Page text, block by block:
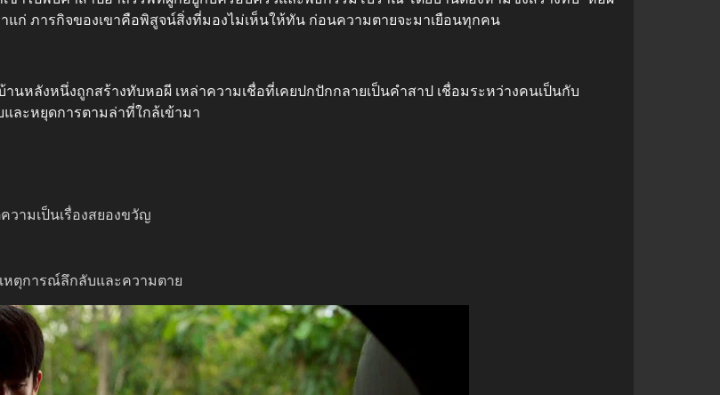
ก่ ภารกิจของเขาคือพิสูจน์สิ่งที่มองไม่เห็นให้ทัน ก่อนความตายจะมาเยือนทุกคน
หลังหนึ่งถูกสร้างทับหอผี เหล่าความเชื่อที่เคยปกปักกลายเป็นคำสาป เชื่อมระหว่างคนเป็นกับ
ละหยุดการตามล่าที่ใกล้เข้ามา
วามเป็นเรื่องสยองขวัญ
หตุการณ์ลึกลับและความตาย